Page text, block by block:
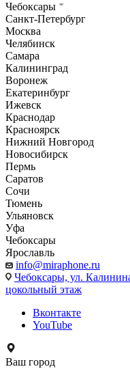
Чебоксары
Санкт-Петербург
Москва
Челябинск
Самара
Калининград
Воронеж
Екатеринбург
Ижевск
Краснодар
Красноярск
Нижний Новгород
Новосибирск
Пермь
Саратов
Сочи
Тюмень
Ульяновск
Уфа
Чебоксары
Ярославль
info@miraphone.ru
Чебоксары, ул.
цокольный этаж
Вконтакте
YouTube
Ваш город